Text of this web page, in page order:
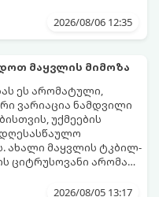
ან ტახინის (სესამის)
გამოიყენება
შეინარჩუნოს
წუთი (დამატებით
დრო: 12-24 საათი)
ულუფა: 20–24 ცალი
2026/08/06 12:35
მაყვლის მიმოზა
ეს არომატული,
ვარიაცია ნამდვილი
უქმეების
ახალი მაყვლის ტკბილ-
ციტრუსოვანი არომატი
და მაგრილებელ
მინიმალური2026/08/05 13:17